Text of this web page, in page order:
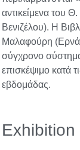
αντικείμενα του
Bενιζέλου). H
Mαλαφούρη
σύγχρονο
επισκέψιμο κατά
εβδομάδας.